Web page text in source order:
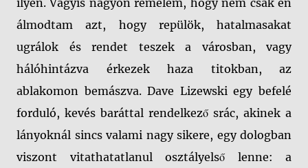
ilyen. Vagyis nagyon remélem, hogy nem csak én
álmodtam azt, hogy repülök, hatalmasakat
ugrálok és rendet teszek a városban, vagy
hálóhintázva érkezek haza titokban, az
ablakomon bemászva. Dave Lizewski egy befelé
forduló, kevés baráttal rendelkező srác, akinek a
lányoknál sincs valami nagy sikere, egy dologban
viszont vitathatatlanul osztályelső lenne: a